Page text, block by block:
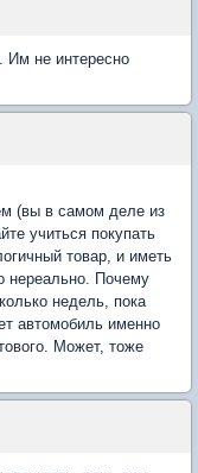
Им не интересно
(вы в самом деле из
учиться покупать
товар, и иметь
нереально. Почему
недель, пока
автомобиль именно
Может, тоже